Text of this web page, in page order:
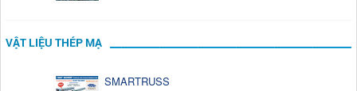
VẬT LIỆU THÉP MẠ
SMARTRUSS